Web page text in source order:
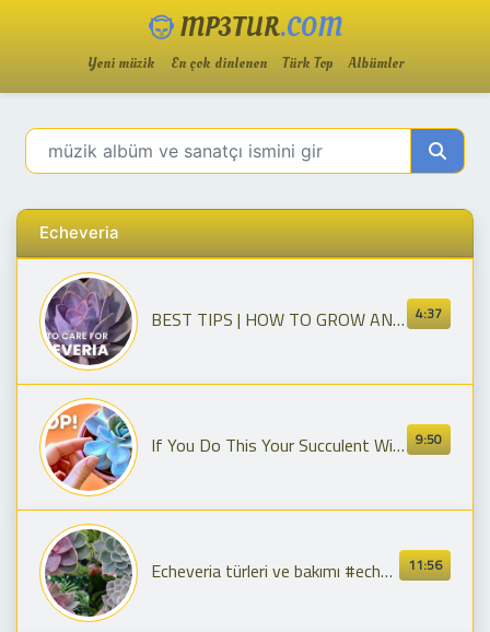
MP3TUR.COM
Yeni müzik En çok dinlenen Türk Top Albümler
Echeveria
4:37
BEST TIPS | HOW TO GROW AND CARE FOR ECHEVERIA PLANT |
9:50
If You Do This Your Succulent Will NEVER Thrive
11:56
Echeveria türleri ve bakımı #echeveria